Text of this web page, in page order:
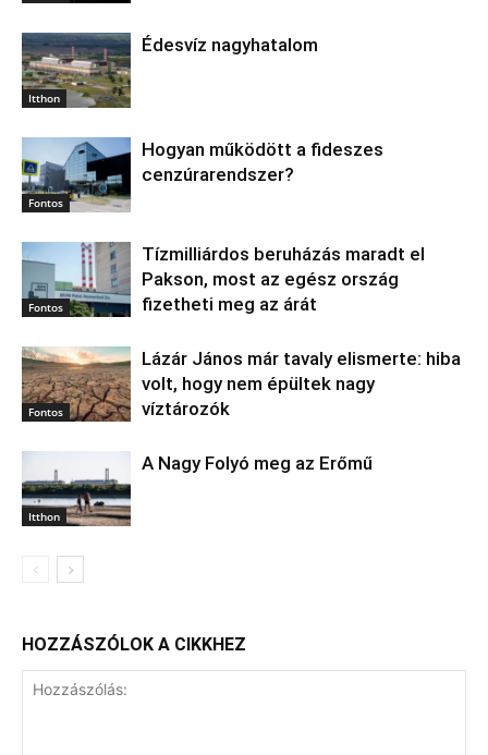
Itthon
Édesvíz nagyhatalom
Fontos
Hogyan működött a fideszes
cenzúrarendszer?
Fontos
Tízmilliárdos beruházás maradt el
Pakson, most az egész ország
fizetheti meg az árát
Fontos
Lázár János már tavaly elismerte: hiba
volt, hogy nem épültek nagy
víztározók
Itthon
A Nagy Folyó meg az Erőmű
HOZZÁSZÓLOK A CIKKHEZ